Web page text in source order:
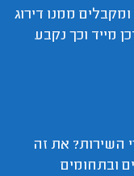
ממנו דירוג
מייד וכך נקבע
השירות? את זה
ובתחומים